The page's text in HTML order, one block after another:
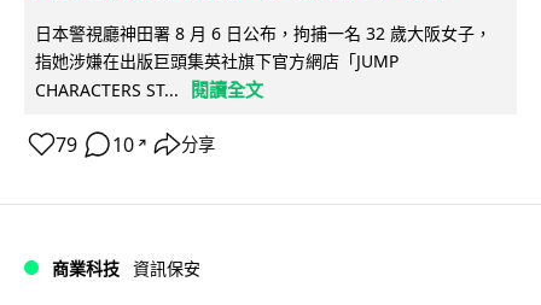
日本警視廳神田署 8 月 6 日公布，拘捕一名 32 歲大阪女子，
指她涉嫌在出版巨頭集英社旗下官方網店「JUMP
CHARACTERS ST...
閱讀全文
79 10 ↗ 分享
商業科技 資訊保安